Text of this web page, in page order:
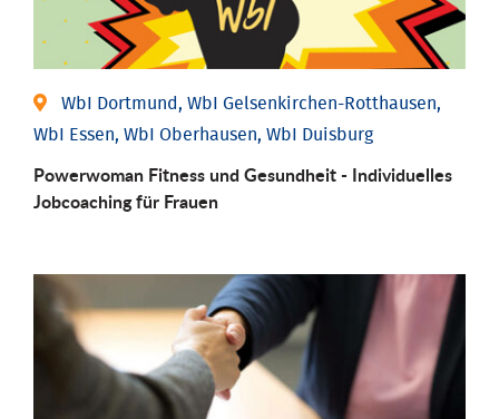
WbI Dortmund, WbI Gelsenkirchen-Rotthausen,
WbI Essen, WbI Oberhausen, WbI Duisburg
Powerwoman Fitness und Gesund­heit - Individu­elles
Job­coaching für Frauen